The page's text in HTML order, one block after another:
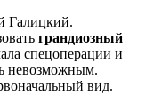
Галицкий.
грандиозный
спецоперации и
невозможным.
вид.